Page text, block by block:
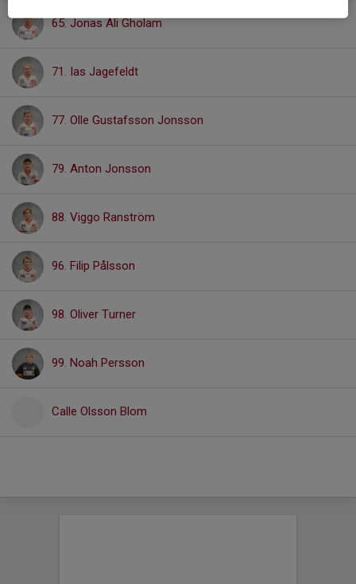
65. Jonas Ali Gholam
71. Ias Jagefeldt
77. Olle Gustafsson Jonsson
79. Anton Jonsson
88. Viggo Ranström
96. Filip Pålsson
98. Oliver Turner
99. Noah Persson
Calle Olsson Blom